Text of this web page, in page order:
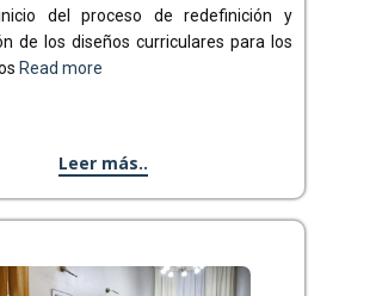
del proceso de redefinición y
de los diseños curriculares para los
Read more
Leer más..